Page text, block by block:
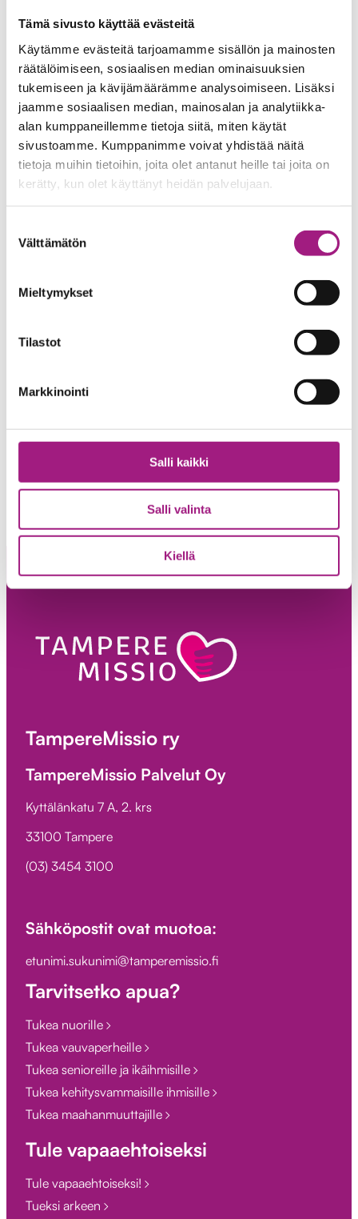
Tämä sivusto käyttää evästeitä
Käytämme evästeitä tarjoamamme sisällön ja mainosten
räätälöimiseen, sosiaalisen median ominaisuuksien
tukemiseen ja kävijämäärämme analysoimiseen. Lisäksi
jaamme sosiaalisen median, mainosalan ja analytiikka-
alan kumppaneillemme tietoja siitä, miten käytät
sivustoamme. Kumppanimme voivat yhdistää näitä
tietoja muihin tietoihin, joita olet antanut heille tai joita on
kerätty, kun olet käyttänyt heidän palvelujaan.
valinta
Välttämätön
Mieltymykset
Tilastot
Markkinointi
Salli kaikki
Salli valinta
Kiellä
Yhteystiedot
Marika Salminen
040 755 2989
TampereMissio ry
TampereMissio Palvelut Oy
Kyttälänkatu 7 A, 2. krs
33100 Tampere
(03) 3454 3100
Sähköpostit ovat muotoa:
etunimi.sukunimi@tamperemissio.fi
Tarvitsetko apua?
Tukea nuorille
Tukea vauvaperheille
Tukea senioreille ja ikäihmisille
Tukea kehitysvammaisille ihmisille
Tukea maahanmuuttajille
Tule vapaaehtoiseksi
Tule vapaaehtoiseksi!
Tueksi arkeen